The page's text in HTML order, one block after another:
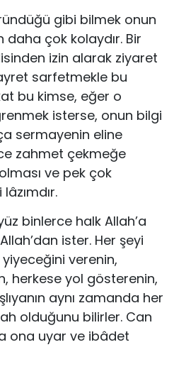
gibi bilmek onun
daha çok kolaydır. Bir
izin alarak ziyaret
sarfetmekle bu
bu kimse, eğer o
isterse, onun bilgi
sermayenin eline
zahmet çekmeğe
ve pek çok
binlerce halk Allah’a
ister. Her şeyi
verenin,
herkese yol gösterenin,
aynı zamanda her
olduğunu bilirler. Can
ona uyar ve ibâdet